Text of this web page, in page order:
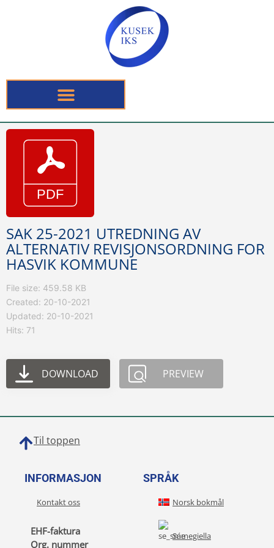
SAK 25-2021 UTREDNING AV
ALTERNATIV REVISJONSORDNING FOR
HASVIK KOMMUNE
File size: 459.58 KB
Created: 20-10-2021
Updated: 20-10-2021
Hits: 71
DOWNLOAD PREVIEW
Til toppen
INFORMASJON
Kontakt oss
EHF-faktura
Org. nummer
SPRÅK
Norsk bokmål
Sámegiella